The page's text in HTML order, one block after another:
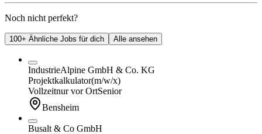
Noch nicht perfekt?
100+ Ähnliche Jobs für dich Alle ansehen
IndustrieAlpine GmbH & Co. KG
Projektkalkulator(m/w/x)
Vollzeitnur vor OrtSenior
Bensheim
Busalt & Co GmbH